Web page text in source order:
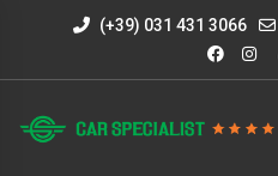
(+39) 031 431 3066